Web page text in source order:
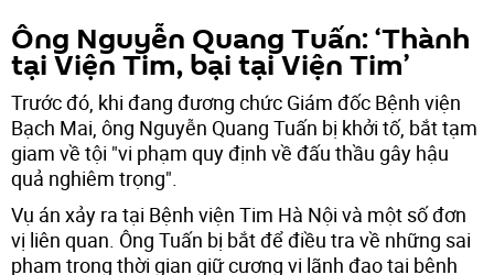
Ông Nguyễn Quang Tuấn: ‘Thành
tại Viện Tim, bại tại Viện Tim’
Trước đó, khi đang đương chức Giám đốc Bệnh viện
Bạch Mai, ông Nguyễn Quang Tuấn bị khởi tố, bắt tạm
giam về tội "vi phạm quy định về đấu thầu gây hậu
quả nghiêm trọng".
Vụ án xảy ra tại Bệnh viện Tim Hà Nội và một số đơn
vị liên quan. Ông Tuấn bị bắt để điều tra về những sai
phạm trong thời gian giữ cương vị lãnh đạo tại bệnh